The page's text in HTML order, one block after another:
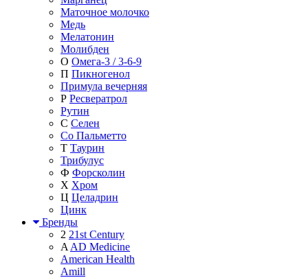
Маточное молочко
Медь
Мелатонин
Молибден
О Омега-3 / 3-6-9
П Пикногенол
Примула вечерняя
Р Ресвератрол
Рутин
С Селен
Со Пальметто
Т Таурин
Трибулус
Ф Форсколин
Х Хром
Ц Целадрин
Цинк
Бренды
2 21st Century
A AD Medicine
American Health
Amill